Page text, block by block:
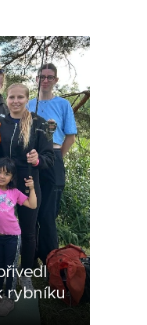
rybníku